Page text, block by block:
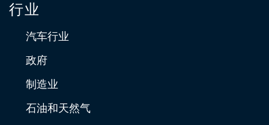
行业
汽车行业
政府
制造业
石油和天然气